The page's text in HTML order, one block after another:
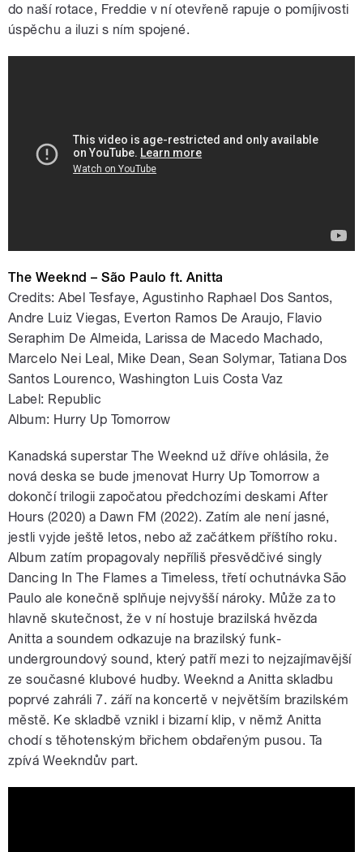
do naší rotace, Freddie v ní otevřeně rapuje o pomíjivosti
úspěchu a iluzi s ním spojené.
The Weeknd – São Paulo ft. Anitta
Credits: Abel Tesfaye, Agustinho Raphael Dos Santos,
Andre Luiz Viegas, Everton Ramos De Araujo, Flavio
Seraphim De Almeida, Larissa de Macedo Machado,
Marcelo Nei Leal, Mike Dean, Sean Solymar, Tatiana Dos
Santos Lourenco, Washington Luis Costa Vaz
Label: Republic
Album: Hurry Up Tomorrow
Kanadská superstar The Weeknd už dříve ohlásila, že
nová deska se bude jmenovat Hurry Up Tomorrow a
dokončí trilogii započatou předchozími deskami After
Hours (2020) a Dawn FM (2022). Zatím ale není jasné,
jestli vyjde ještě letos, nebo až začátkem příštího roku.
Album zatím propagovaly nepříliš přesvědčivé singly
Dancing In The Flames a Timeless, třetí ochutnávka São
Paulo ale konečně splňuje nejvyšší nároky. Může za to
hlavně skutečnost, že v ní hostuje brazilská hvězda
Anitta a soundem odkazuje na brazilský funk-
undergroundový sound, který patří mezi to nejzajímavější
ze současné klubové hudby. Weeknd a Anitta skladbu
poprvé zahráli 7. září na koncertě v největším brazilském
městě. Ke skladbě vznikl i bizarní klip, v němž Anitta
chodí s těhotenským břichem obdařeným pusou. Ta
zpívá Weekndův part.